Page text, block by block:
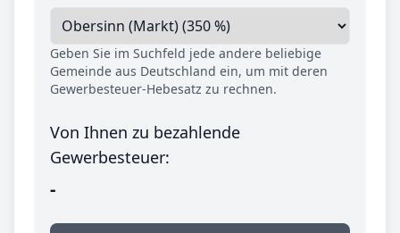
Geben Sie im Suchfeld jede andere beliebige
Gemeinde aus Deutschland ein, um mit deren
Gewerbesteuer-Hebesatz zu rechnen.
Von Ihnen zu bezahlende
Gewerbesteuer:
-